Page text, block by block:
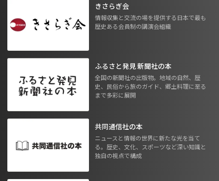
きさらぎ会
情報収集と交流の場を提供する日本で最も
歴史ある会員制の講演会組織
ふるさと発見 新聞社の本
全国の新聞社の出版物。地域の自然、歴
史、民俗から旅のガイド、郷土料理に至る
まで多彩に展開
共同通信社の本
ニュースと情報の世界に新たな光を当て
る。歴史、文化、スポーツなど深い知識と
独自の視点で構成